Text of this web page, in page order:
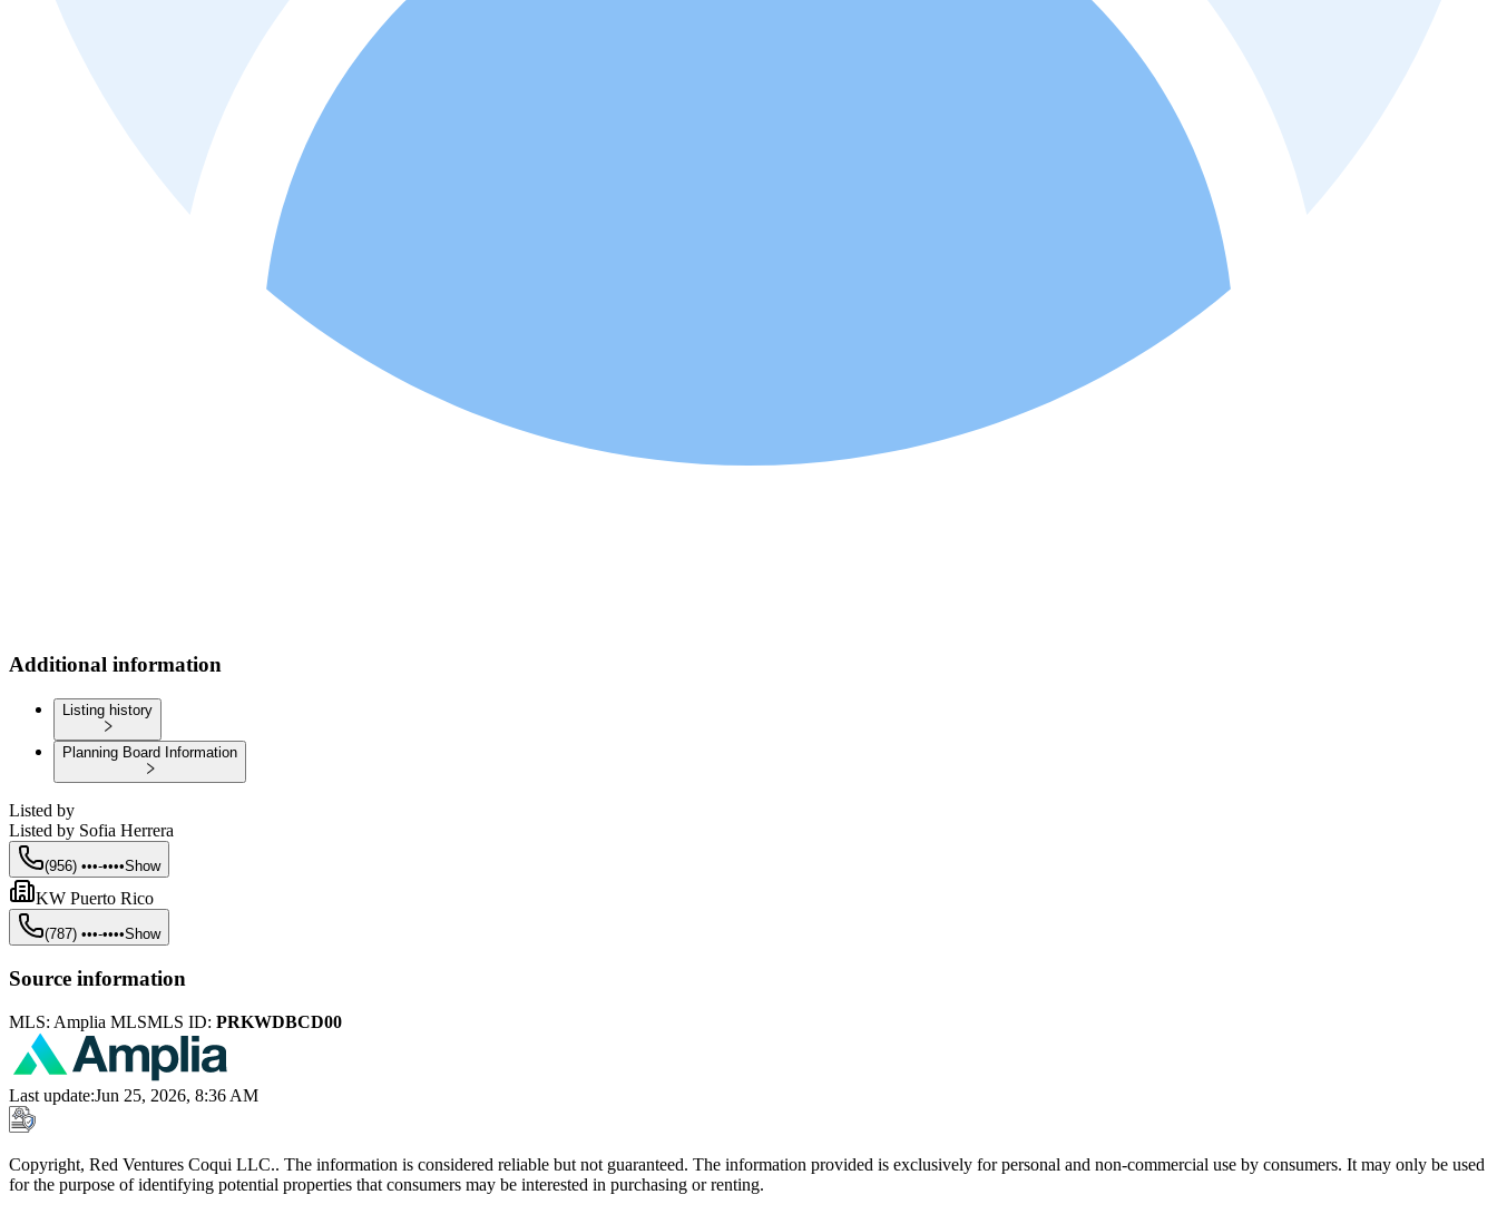
Additional information
Listing history
Planning Board Information
Listed by
Listed by Sofia Herrera
(956) •••-••••Show
KW Puerto Rico
(787) •••-••••Show
Source information
MLS: Amplia MLSMLS ID: PRKWDBCD00
Last update:Jun 25, 2026, 8:36 AM
Copyright, Red Ventures Coqui LLC.. The information is considered reliable but not guaranteed. The information provided is exclusively for personal and non-commercial use by consumers. It may only be used
for the purpose of identifying potential properties that consumers may be interested in purchasing or renting.